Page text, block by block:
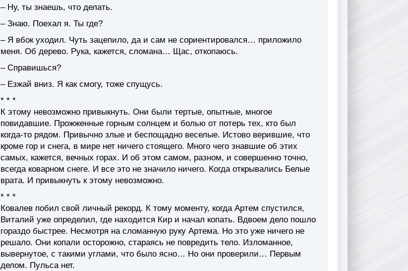
– Ну, ты знаешь, что делать.
– Знаю. Поехал я. Ты где?
– Я вбок уходил. Чуть зацепило, да и сам не сориентировался… приложило
меня. Об дерево. Рука, кажется, сломана… Щас, откопаюсь.
– Справишься?
– Езжай вниз. Я как смогу, тоже спущусь.
* * *
К этому невозможно привыкнуть. Они были тертые, опытные, многое
повидавшие. Прожженные горным солнцем и болью от потерь тех, кто был
когда-то рядом. Привычно злые и беспощадно веселые. Истово верившие, что
кроме гор и снега, в мире нет ничего стоящего. Много чего знавшие об этих
самых, кажется, вечных горах. И об этом самом, разном, и совершенно точно,
всегда коварном снеге. И все это не значило ничего. Когда открывались Белые
врата. И привыкнуть к этому невозможно.
* * *
Ковалев побил свой личный рекорд. К тому моменту, когда Артем спустился,
Виталий уже определил, где находится Кир и начал копать. Вдвоем дело пошло
гораздо быстрее. Несмотря на сломанную руку Артема. Но это уже ничего не
решало. Они копали осторожно, стараясь не повредить тело. Изломанное,
вывернутое, с такими углами, что было ясно… Но они проверили… Первым
делом. Пульса нет.